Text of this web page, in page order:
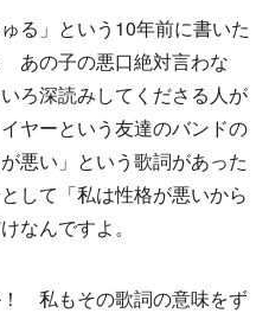
る」という10年前に書いた
あの子の悪口絶対言わな
ろ深読みしてくださる人が
ヤーという友達のバンドの
悪い」という歌詞があった
して「私は性格が悪いから
なんですよ。
私もその歌詞の意味をず